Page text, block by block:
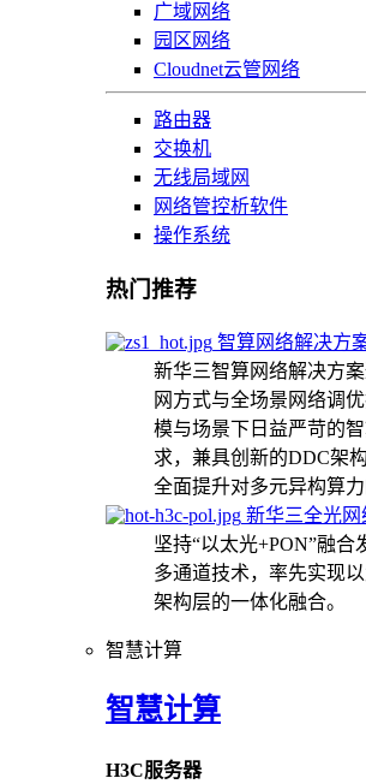
广域网络
园区网络
Cloudnet云管网络
路由器
交换机
无线局域网
网络管控析软件
操作系统
热门推荐
智算网络解决方
新华三智算网络解决方
网方式与全场景网络调
模与场景下日益严苛的
求，兼具创新的DDC架
全面提升对多元异构算力
新华三全光网
坚持“以太光+PON”融合
多通道技术，率先实现
架构层的一体化融合。
智慧计算
智慧计算
H3C服务器